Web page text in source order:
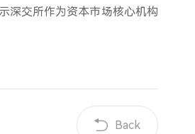
深交所作为资本市场核心机构
Back